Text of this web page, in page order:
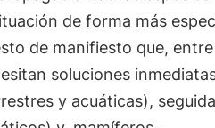
de forma más
de manifiesto que,
soluciones
y acuáticas),